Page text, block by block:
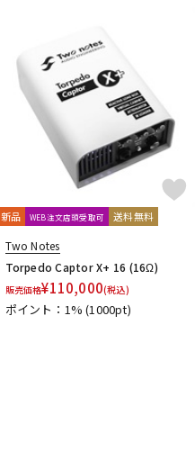
新品 WEB注文店頭受取可 送料無料
Two Notes
Torpedo Captor X+ 16 (16Ω)
販売価格¥110,000(税込)
ポイント：1%(1000pt)